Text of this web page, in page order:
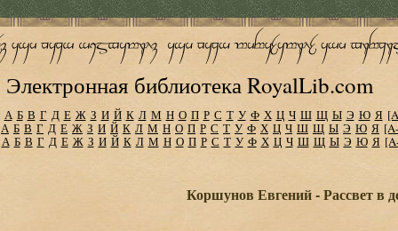
Электронная библиотека RoyalLib.com
А Б В Г Д Е Ж З И Й К Л М Н О П Р С Т У Ф Х Ц Ч Ш Щ Ы Э Ю Я
А Б В Г Д Е Ж З И Й К Л М Н О П Р С Т У Ф Х Ц Ч Ш Щ Ы Э Ю Я
А Б В Г Д Е Ж З И Й К Л М Н О П Р С Т У Ф Х Ц Ч Ш Щ Ы Э Ю Я
Коршунов Евгений - Рассвет в